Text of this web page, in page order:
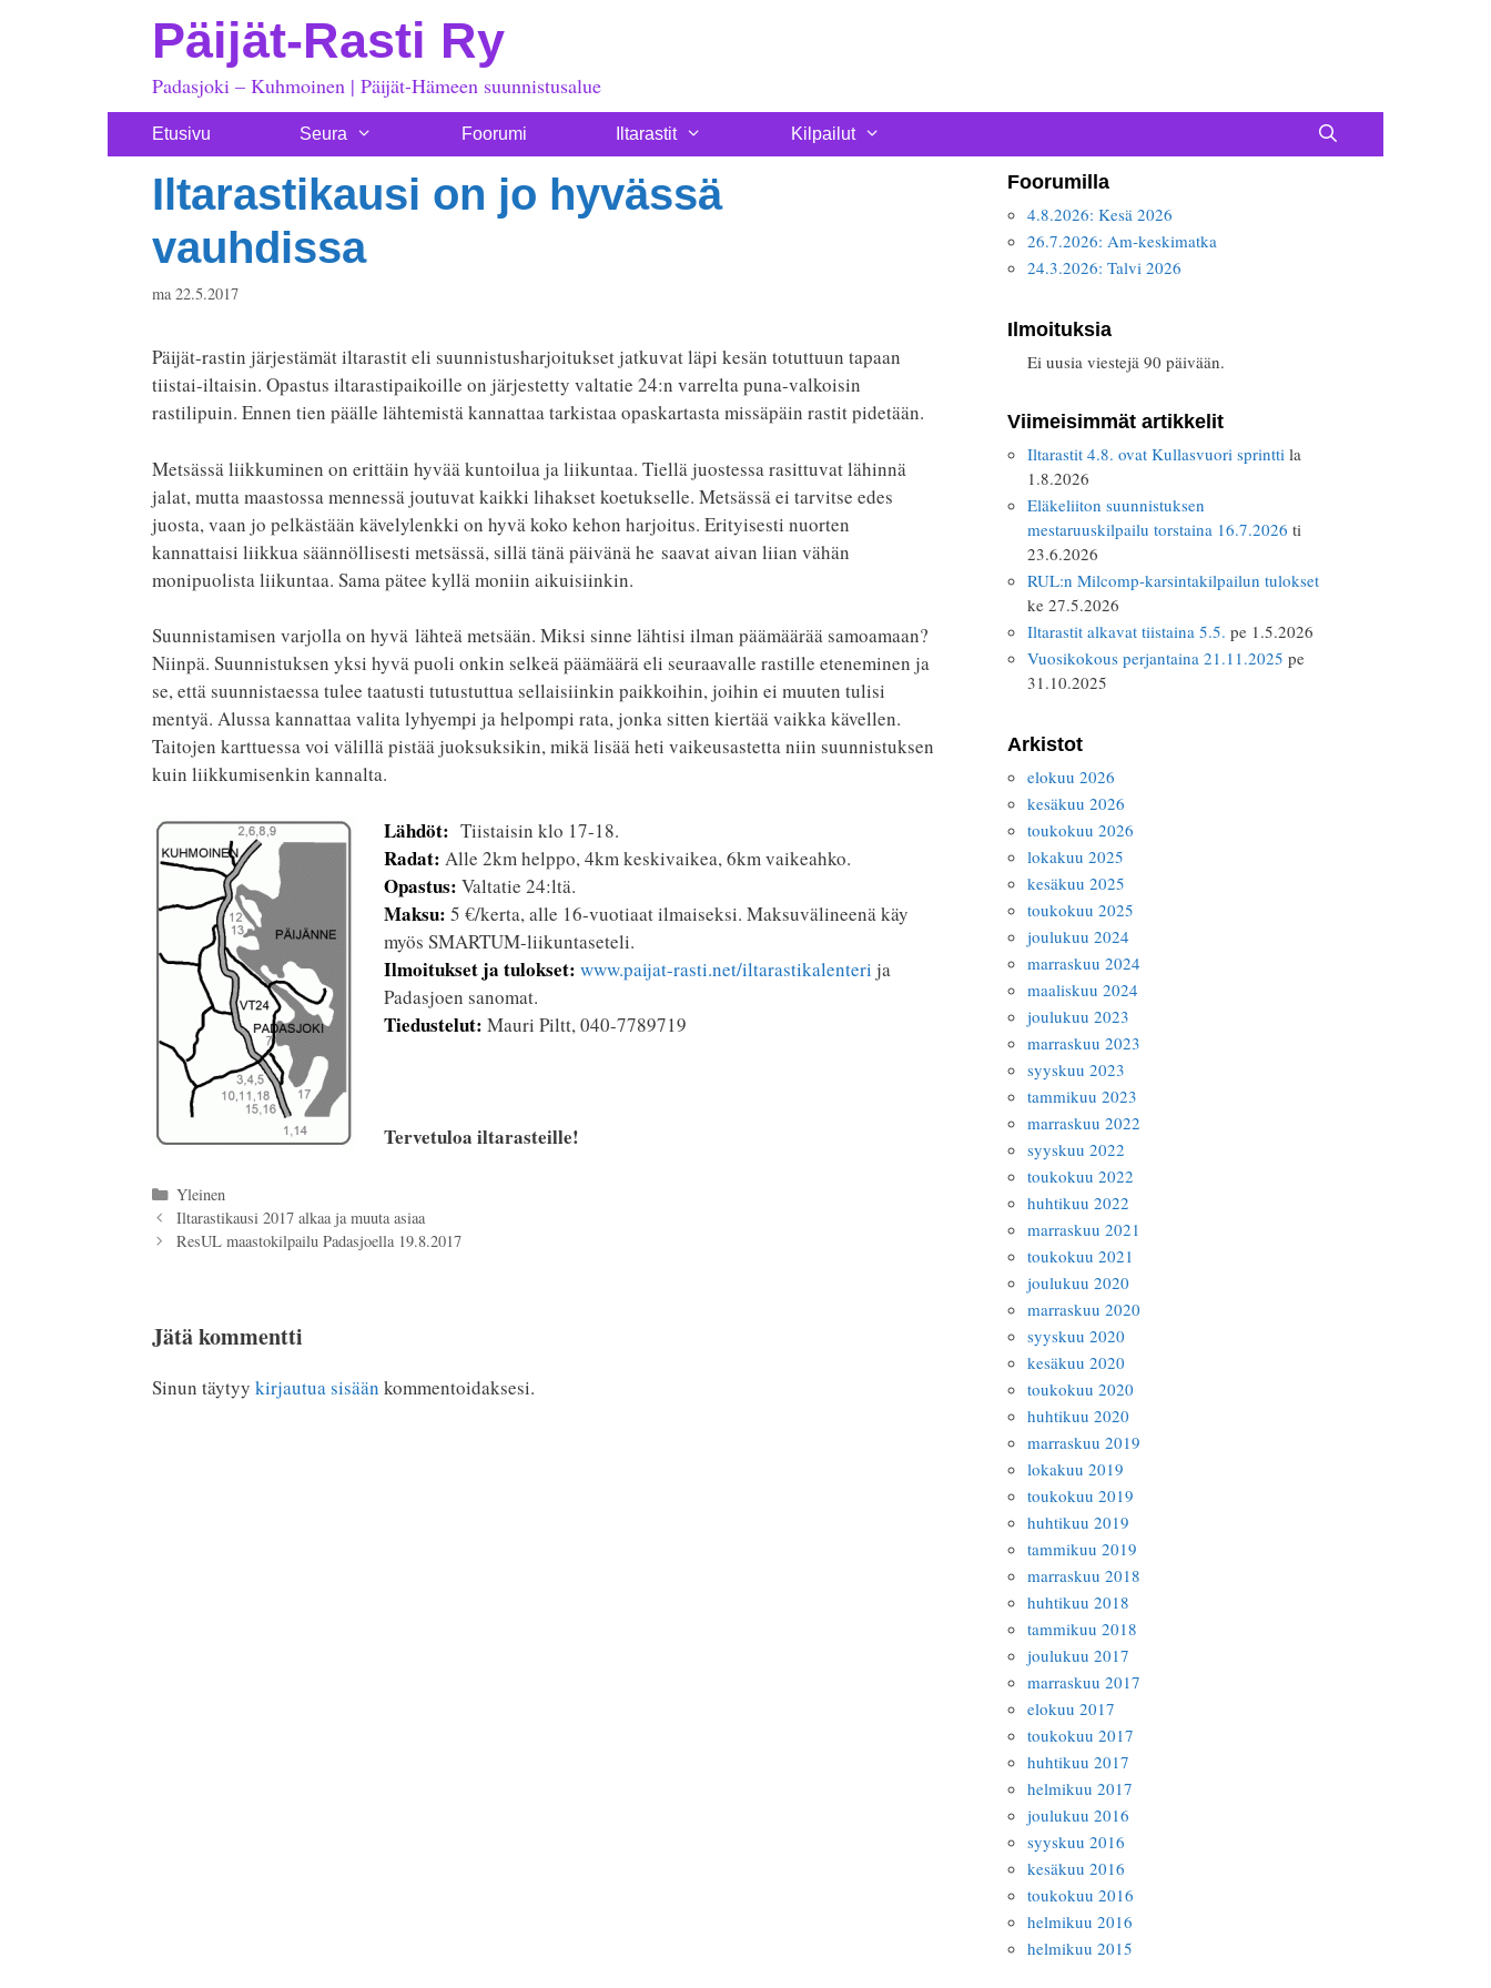
Päijät-Rasti Ry
Padasjoki – Kuhmoinen | Päijät-Hämeen suunnistusalue
Etusivu Seura Foorumi Iltarastit Kilpailut
Iltarastikausi on jo hyvässä
vauhdissa
ma 22.5.2017
Päijät-rastin järjestämät iltarastit eli suunnistusharjoitukset jatkuvat läpi kesän totuttuun tapaan
tiistai-iltaisin. Opastus iltarastipaikoille on järjestetty valtatie 24:n varrelta puna-valkoisin
rastilipuin. Ennen tien päälle lähtemistä kannattaa tarkistaa opaskartasta missäpäin rastit pidetään.
Metsässä liikkuminen on erittäin hyvää kuntoilua ja liikuntaa. Tiellä juostessa rasittuvat lähinnä
jalat, mutta maastossa mennessä joutuvat kaikki lihakset koetukselle. Metsässä ei tarvitse edes
juosta, vaan jo pelkästään kävelylenkki on hyvä koko kehon harjoitus. Erityisesti nuorten
kannattaisi liikkua säännöllisesti metsässä, sillä tänä päivänä he saavat aivan liian vähän
monipuolista liikuntaa. Sama pätee kyllä moniin aikuisiinkin.
Suunnistamisen varjolla on hyvä lähteä metsään. Miksi sinne lähtisi ilman päämäärää samoamaan?
Niinpä. Suunnistuksen yksi hyvä puoli onkin selkeä päämäärä eli seuraavalle rastille eteneminen ja
se, että suunnistaessa tulee taatusti tutustuttua sellaisiinkin paikkoihin, joihin ei muuten tulisi
mentyä. Alussa kannattaa valita lyhyempi ja helpompi rata, jonka sitten kiertää vaikka kävellen.
Taitojen karttuessa voi välillä pistää juoksuksikin, mikä lisää heti vaikeusastetta niin suunnistuksen
kuin liikkumisenkin kannalta.
Lähdöt: Tiistaisin klo 17-18.
Radat: Alle 2km helppo, 4km keskivaikea, 6km vaikeahko.
Opastus: Valtatie 24:ltä.
Maksu: 5 €/kerta, alle 16-vuotiaat ilmaiseksi. Maksuvälineenä käy
myös SMARTUM-liikuntaseteli.
Ilmoitukset ja tulokset: www.paijat-rasti.net/iltarastikalenteri ja
Padasjoen sanomat.
Tiedustelut: Mauri Piltt, 040-7789719
Tervetuloa iltarasteille!
Kategoriat
Yleinen
Iltarastikausi 2017 alkaa ja muuta asiaa
ResUL maastokilpailu Padasjoella 19.8.2017
Jätä kommentti
Sinun täytyy kirjautua sisään kommentoidaksesi.
Foorumilla
4.8.2026: Kesä 2026
26.7.2026: Am-keskimatka
24.3.2026: Talvi 2026
Ilmoituksia
Ei uusia viestejä 90 päivään.
Viimeisimmät artikkelit
Iltarastit 4.8. ovat Kullasvuori sprintti la
1.8.2026
Eläkeliiton suunnistuksen
mestaruuskilpailu torstaina 16.7.2026 ti
23.6.2026
RUL:n Milcomp-karsintakilpailun tulokset
ke 27.5.2026
Iltarastit alkavat tiistaina 5.5. pe 1.5.2026
Vuosikokous perjantaina 21.11.2025 pe
31.10.2025
Arkistot
elokuu 2026
kesäkuu 2026
toukokuu 2026
lokakuu 2025
kesäkuu 2025
toukokuu 2025
joulukuu 2024
marraskuu 2024
maaliskuu 2024
joulukuu 2023
marraskuu 2023
syyskuu 2023
tammikuu 2023
marraskuu 2022
syyskuu 2022
toukokuu 2022
huhtikuu 2022
marraskuu 2021
toukokuu 2021
joulukuu 2020
marraskuu 2020
syyskuu 2020
kesäkuu 2020
toukokuu 2020
huhtikuu 2020
marraskuu 2019
lokakuu 2019
toukokuu 2019
huhtikuu 2019
tammikuu 2019
marraskuu 2018
huhtikuu 2018
tammikuu 2018
joulukuu 2017
marraskuu 2017
elokuu 2017
toukokuu 2017
huhtikuu 2017
helmikuu 2017
joulukuu 2016
syyskuu 2016
kesäkuu 2016
toukokuu 2016
helmikuu 2016
helmikuu 2015